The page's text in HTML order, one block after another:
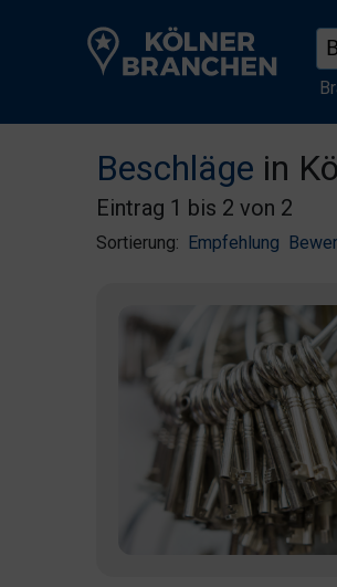
Beschläge in
Eintrag 1 bis 2 von 2
Sortierung: Empfehlung